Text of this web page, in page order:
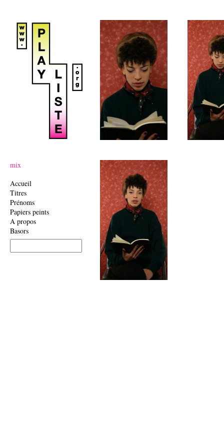
mix
Accueil
Titres
Prénoms
Papiers peints
A propos
Basors